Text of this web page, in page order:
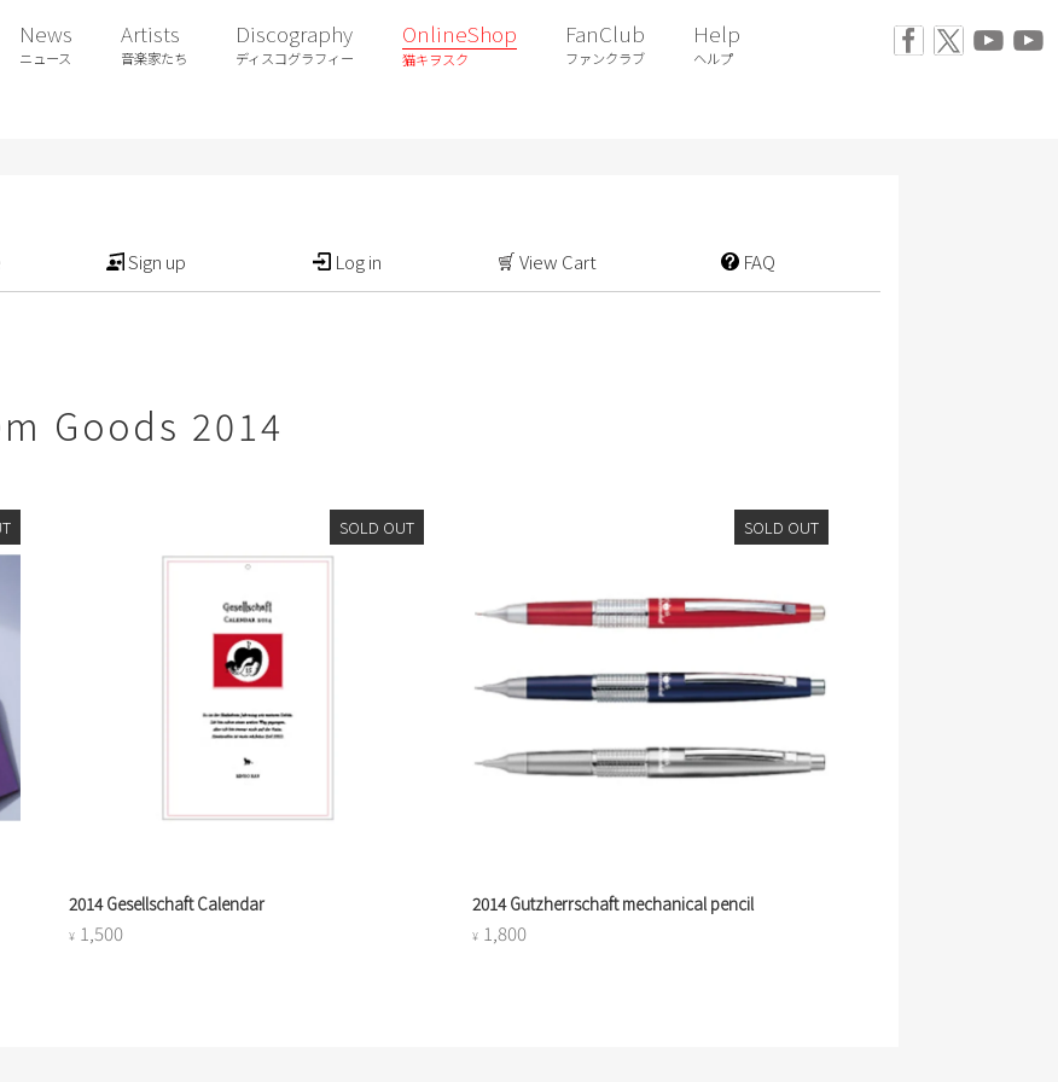
News
ニュース
Artists
音楽家たち
Discography
ディスコグラフィー
OnlineShop
猫キヲスク
FanClub
ファンクラブ
Help
ヘルプ
Sign up Log in View Cart FAQ
Goods 2014
SOLD OUT
2014 Gesellschaft Calendar
¥ 1,500
SOLD OUT
2014 Gutzherrschaft mechanical pencil
¥ 1,800